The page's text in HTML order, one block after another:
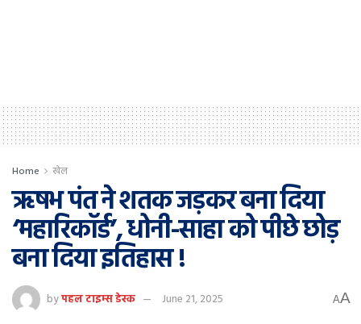
Home खेल
ऋषभ पंत ने शतक जड़कर बना दिया
‘महारिकॉर्ड’, धोनी-साहा को पीछे छोड़
बना दिया इतिहास !
byपहल टाइम्स डेस्क June 21, 2025 AA